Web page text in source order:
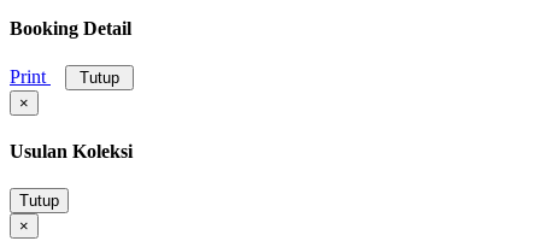
Booking Detail
Print
Tutup
×
Usulan Koleksi
Tutup
×